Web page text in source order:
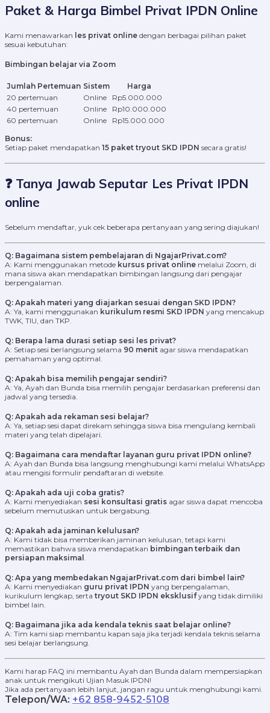
Paket & Harga Bimbel Privat IPDN Online
Kami menawarkan les privat online dengan berbagai pilihan paket
sesuai kebutuhan:
Bimbingan belajar via Zoom
Jumlah Pertemuan Sistem
Harga
20 pertemuan
Online
Rp5.000.000
40 pertemuan
Online
Rp10.000.000
60 pertemuan
Online
Rp15.000.000
Bonus:
Setiap paket mendapatkan 15 paket tryout SKD IPDN secara gratis!
❓ Tanya Jawab Seputar Les Privat IPDN
online
Sebelum mendaftar, yuk cek beberapa pertanyaan yang sering diajukan!
Q: Bagaimana sistem pembelajaran di NgajarPrivat.com?
A: Kami menggunakan metode kursus privat online melalui Zoom, di
mana siswa akan mendapatkan bimbingan langsung dari pengajar
berpengalaman.
Q: Apakah materi yang diajarkan sesuai dengan SKD IPDN?
A: Ya, kami menggunakan kurikulum resmi SKD IPDN yang mencakup
TWK, TIU, dan TKP.
Q: Berapa lama durasi setiap sesi les privat?
A: Setiap sesi berlangsung selama 90 menit agar siswa mendapatkan
pemahaman yang optimal.
Q: Apakah bisa memilih pengajar sendiri?
A: Ya, Ayah dan Bunda bisa memilih pengajar berdasarkan preferensi dan
jadwal yang tersedia.
Q: Apakah ada rekaman sesi belajar?
A: Ya, setiap sesi dapat direkam sehingga siswa bisa mengulang kembali
materi yang telah dipelajari.
Q: Bagaimana cara mendaftar layanan guru privat IPDN online?
A: Ayah dan Bunda bisa langsung menghubungi kami melalui WhatsApp
atau mengisi formulir pendaftaran di website.
Q: Apakah ada uji coba gratis?
A: Kami menyediakan sesi konsultasi gratis agar siswa dapat mencoba
sebelum memutuskan untuk bergabung.
Q: Apakah ada jaminan kelulusan?
A: Kami tidak bisa memberikan jaminan kelulusan, tetapi kami
memastikan bahwa siswa mendapatkan bimbingan terbaik dan
persiapan maksimal
Q: Apa yang membedakan NgajarPrivat.com dari bimbel lain?
A: Kami menyediakan guru privat IPDN yang berpengalaman,
kurikulum lengkap, serta tryout SKD IPDN eksklusifyang tidak dimiliki
bimbel lain.
Q: Bagaimana jika ada kendala teknis saat belajar online?
A: Tim kami siap membantu kapan saja jika terjadi kendala teknis selama
sesi belajar berlangsung.
Kami harap FAQ ini membantu Ayah dan Bunda dalam mempersiapkan
anak untuk mengikuti Ujian Masuk IPDN!
Jika ada pertanyaan lebih lanjut, jangan ragu untuk menghubungi kami.
Telepon/WA: +62 858-9452-5108